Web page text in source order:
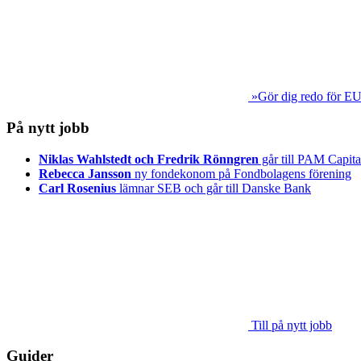
»Gör dig redo för
På nytt jobb
Niklas Wahlstedt och Fredrik Rönngren går till PAM
Rebecca Jansson ny fondekonom på Fondbolagens förening
Carl Rosenius lämnar SEB och går till Danske Bank
Till på nytt jobb
Guider